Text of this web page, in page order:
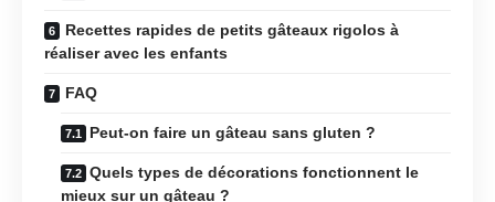
Recettes rapides de petits gâteaux rigolos à
réaliser avec les enfants
FAQ
Peut-on faire un gâteau sans gluten ?
Quels types de décorations fonctionnent le
mieux sur un gâteau ?